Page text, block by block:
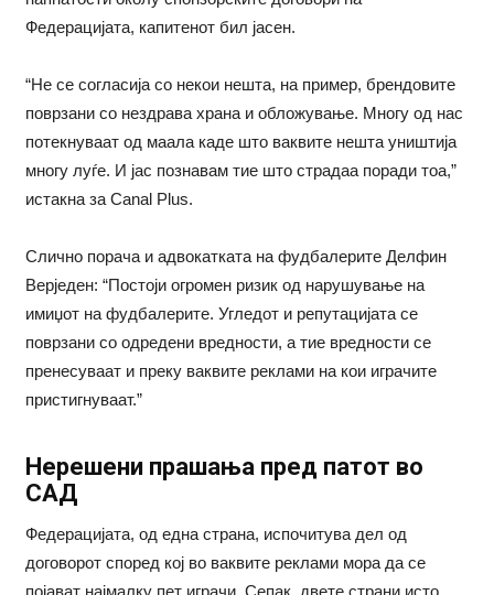
Федерацијата, капитенот бил јасен.
“Не се согласија со некои нешта, на пример, брендовите
поврзани со нездрава храна и обложување. Многу од нас
потекнуваат од маала каде што ваквите нешта уништија
многу луѓе. И јас познавам тие што страдаа поради тоа,”
истакна за Canal Plus.
Слично порача и адвокатката на фудбалерите Делфин
Верједен: “Постоји огромен ризик од нарушување на
имиџот на фудбалерите. Угледот и репутацијата се
поврзани со одредени вредности, а тие вредности се
пренесуваат и преку ваквите реклами на кои играчите
пристигнуваат.”
Нерешени прашања пред патот во
САД
Федерацијата, од една страна, испочитува дел од
договорот според кој во ваквите реклами мора да се
појават најмалку пет играчи. Сепак, двете страни исто